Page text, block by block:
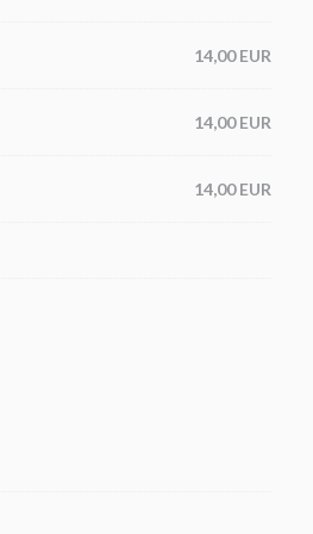
14,00 EUR
14,00 EUR
14,00 EUR